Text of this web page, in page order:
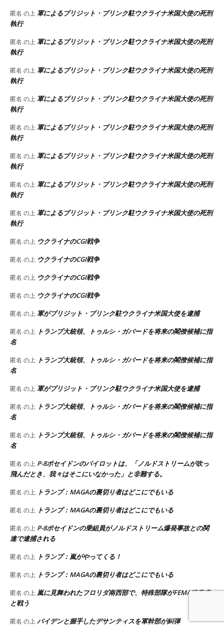
匿名 の上 軍によるブリジット・ブリンク駐ウクライナ米国大使の死刑
執行
匿名 の上 軍によるブリジット・ブリンク駐ウクライナ米国大使の死刑
執行
匿名 の上 軍によるブリジット・ブリンク駐ウクライナ米国大使の死刑
執行
匿名 の上 軍によるブリジット・ブリンク駐ウクライナ米国大使の死刑
執行
匿名 の上 軍によるブリジット・ブリンク駐ウクライナ米国大使の死刑
執行
匿名 の上 軍によるブリジット・ブリンク駐ウクライナ米国大使の死刑
執行
匿名 の上 軍によるブリジット・ブリンク駐ウクライナ米国大使の死刑
執行
匿名 の上 軍によるブリジット・ブリンク駐ウクライナ米国大使の死刑
執行
匿名 の上 ウクライナのCGI戦争
匿名 の上 ウクライナのCGI戦争
匿名 の上 ウクライナのCGI戦争
匿名 の上 ウクライナのCGI戦争
匿名 の上 軍がブリジット・ブリンク駐ウクライナ米国大使を逮捕
匿名 の上 トランプ大統領、トゥルシ・ガバードを将来の閣僚候補に指
名
匿名 の上 トランプ大統領、トゥルシ・ガバードを将来の閣僚候補に指
名
匿名 の上 軍がブリジット・ブリンク駐ウクライナ米国大使を逮捕
匿名 の上 トランプ大統領、トゥルシ・ガバードを将来の閣僚候補に指
名
匿名 の上 トランプ大統領、トゥルシ・ガバードを将来の閣僚候補に指
名
匿名 の上 P-8ポセイドンのパイロットは、「ノルドストリームが吹っ
飛んだとき、我々はそこにいなかった」と非難する。
匿名 の上 トランプ：MAGAの裏切り者はどこにでもいる
匿名 の上 トランプ：MAGAの裏切り者はどこにでもいる
匿名 の上 P-8ポセイドンの乗組員がノルドストリーム爆発事故との関
連で逮捕される
匿名 の上 トランプ：嵐がやってくる！
匿名 の上 トランプ：MAGAの裏切り者はどこにでもいる
匿名 の上 嵐に見舞われたフロリダ南西部で、特殊部隊がFEMA略奪者
と戦う
匿名 の上 バイデンと握手したデサンティスを軍幹部が糾弾